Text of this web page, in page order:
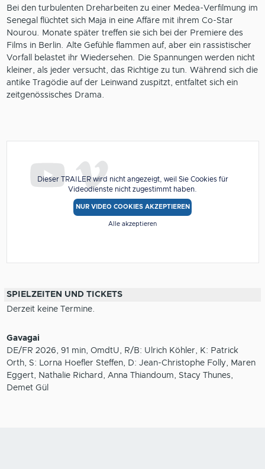
Dieser TRAILER wird nicht angezeigt, weil Sie Cookies für
Videodienste nicht zugestimmt haben.
NUR VIDEO COOKIES AKZEPTIEREN
Alle akzeptieren
Bei den turbulenten Dreharbeiten zu einer Medea-Verfilmung im
Senegal flüchtet sich Maja in eine Affäre mit ihrem Co-Star
Nourou. Monate später treffen sie sich bei der Premiere des
Films in Berlin. Alte Gefühle flammen auf, aber ein rassistischer
Vorfall belastet ihr Wiedersehen. Die Spannungen werden nicht
kleiner, als jeder versucht, das Richtige zu tun. Während sich die
antike Tragödie auf der Leinwand zuspitzt, entfaltet sich ein
zeitgenössisches Drama.
SPIELZEITEN UND TICKETS
Derzeit keine Termine.
Gavagai
DE/FR 2026, 91 min, OmdtU, R/B: Ulrich Köhler, K: Patrick
Orth, S: Lorna Hoefler Steffen, D: Jean-Christophe Folly, Maren
Eggert, Nathalie Richard, Anna Thiandoum, Stacy Thunes,
Demet Gül